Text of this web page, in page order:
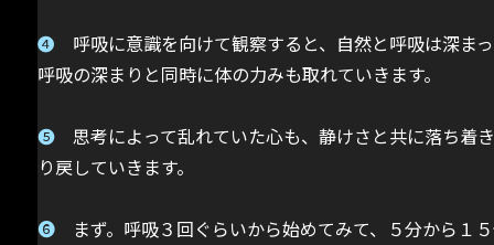
➍ 呼吸に意識を向けて観察すると、自然と呼吸は深ま
呼吸の深まりと同時に体の力みも取れていきます。
➎思考によって乱れていた心も、静けさと共に落ち着
り戻していきます。
➏ まず。呼吸３回ぐらいから始めてみて、５分から１